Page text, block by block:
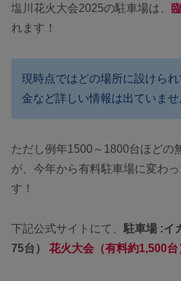
塩川花火大会2025の駐車場は、
れます！
現時点ではどの場所に設けら
金など詳しい情報は出ていませ
ただし例年1500～1800台ほどの
が、今年から有料駐車場に変わ
す！
下記公式サイトにて、 駐車場 :イ
75台） 花火大会（有料約1,500台